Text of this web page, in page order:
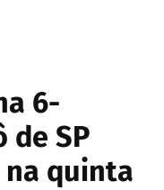
6-
de SP
quinta